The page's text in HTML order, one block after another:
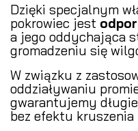
Dzięki specjalnym
pokrowiec jest
a jego oddychająca
gromadzeniu się
W związku z
oddziaływaniu
gwarantujemy
bez efektu kruszenia